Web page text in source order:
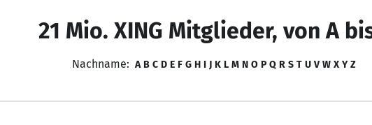
21 Mio. XING Mitglieder, von A
Nachname: A B C D E F G H I J K L M N O P Q R S T U V W X Y Z